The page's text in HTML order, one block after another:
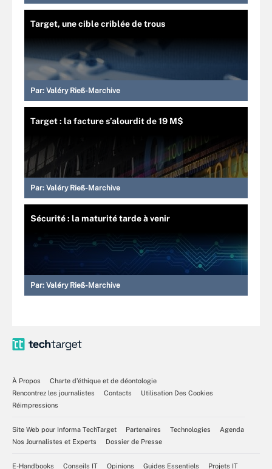
Target, une cible criblée de trous
Par: Valéry Rieß-Marchive
Target : la facture s’alourdit de 19 M$
Par: Valéry Rieß-Marchive
Sécurité : la maturité tarde à venir
Par: Valéry Rieß-Marchive
À Propos
Charte d’éthique et de déontologie
Rencontrez les journalistes
Contacts
Utilisation Des Cookies
Réimpressions
Site Web pour Informa TechTarget Partenaires Technologies
Agenda
Nos Journalistes et Experts
Dossier de Presse
E-Handbooks Conseils IT Opinions Guides Essentiels Projets IT